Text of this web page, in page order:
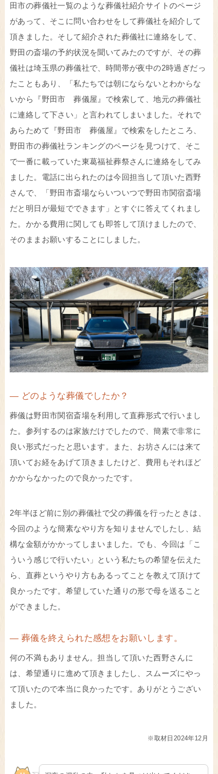
田市の葬儀社一覧のような葬儀社紹介サイトのページ
があって、そこに問い合わせをして葬儀社を紹介して
頂きました。そして紹介された葬儀社に連絡をして、
野田の斎場の予約状況を聞いてみたのですが、その葬
儀社は埼玉県の葬儀社で、時間帯が夜中の2時過ぎだっ
たこともあり、「私たちでは朝にならないとわからな
いから『野田市 葬儀屋』で検索して、地元の葬儀社
に連絡して下さい」と言われてしまいました。それで
あらためて『野田市 葬儀屋』で検索をしたところ、
野田市の葬儀社ランキングのページを見つけて、そこ
で一番に載っていた東葛福祉葬祭さんに連絡をしてみ
ました。電話に出られたのは今回担当して頂いた西野
さんで、「野田市斎場ならいついつで野田市関宿斎場
だと明日が最短でできます」とすぐに答えてくれまし
た。かかる費用に関しても即答して頂けましたので、
そのままお願いすることにしました。
― どのような葬儀でしたか？
葬儀は野田市関宿斎場を利用して直葬形式で行いまし
た。参列するのは家族だけでしたので、簡素で非常に
良い形式だったと思います。また、お坊さんには来て
頂いてお経をあげて頂きましたけど、費用もそれほど
かからなかったので良かったです。
2年半ほど前に別の葬儀社で父の葬儀を行ったときは、
今回のような簡素なやり方を知りませんでしたし、結
構な金額がかかってしまいました。でも、今回は「こ
ういう感じで行いたい」という私たちの希望を伝えた
ら、直葬というやり方もあるってことを教えて頂けて
良かったです。希望していた通りの形で母を送ること
ができました。
― 葬儀を終えられた感想をお願いします。
何の不満もありません。担当して頂いた西野さんに
は、希望通りに進めて頂きましたし、スムーズにやっ
て頂いたので本当に良かったです。ありがとうござい
ました。
※取材日2024年12月